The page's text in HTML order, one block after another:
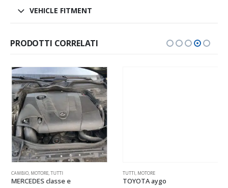
VEHICLE FITMENT
PRODOTTI CORRELATI
PARAURTI,PNEUMATICI,PORTELLONE RETROVISORI,SPECCHIETTI
CAMBIO, MOTORE,TUTTI
MERCEDES classe e
TUTTI, MOTORE
TOYOTA aygo